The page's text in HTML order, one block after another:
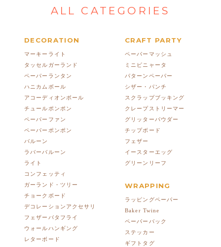
ALL CATEGORIES
DECORATION
マーキーライト
タッセルガーランド
ペーパーランタン
ハニカムボール
アコーディオンボール
チュールポンポン
ペーパーファン
ペーパーポンポン
バルーン
ラバーバルーン
ライト
コンフェッティ
ガーランド・ツリー
チョークボード
デコレーションアクセサリ
フェザーバタフライ
ウォールハンギング
レターボード
CRAFT PARTY
ペーパーマッシュ
ミニピニャータ
パターンペーパー
シザー・パンチ
スクラップブッキング
クレープストリーマー
グリッターパウダー
チップボード
フェザー
イースターエッグ
グリーンリーフ
WRAPPING
ラッピングペーパー
Baker Twine
ペーパーバック
ステッカー
ギフトタグ